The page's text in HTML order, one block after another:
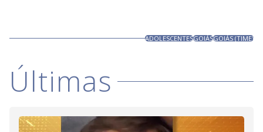
ADOLESCENTESGOIÁSGOIÁS (TIME)
Últimas